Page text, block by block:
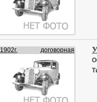
1902г. договорная